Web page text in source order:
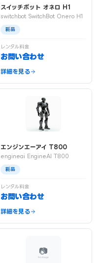
スイッチボット オネロ H1
switchbot SwitchBot Onero H1
新品
レンタル料金
お問い合わせ
詳細を見る
エンジンエーアイ T800
engineai EngineAI T800
新品
レンタル料金
お問い合わせ
詳細を見る